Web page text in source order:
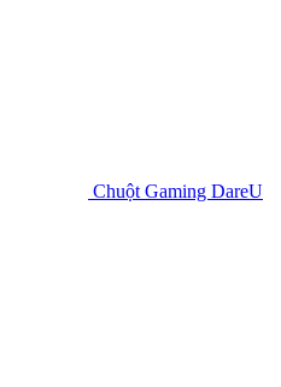
Chuột Gaming DareU